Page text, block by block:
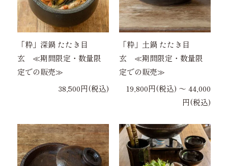
「粋」深鍋 たたき目
玄 ≪期間限定・数量限
定での販売≫
38,500円(税込)
「粋」土鍋 たたき目
玄 ≪期間限定・数量限
定での販売≫
19,800円(税込) 〜 44,000
円(税込)